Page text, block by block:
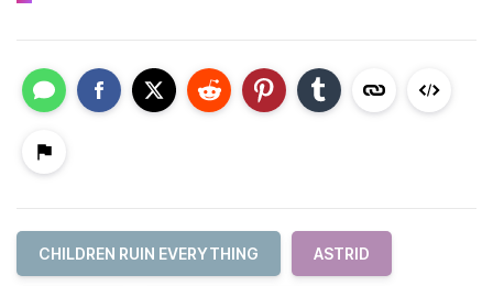
CHILDREN RUIN EVERYTHING ASTRID